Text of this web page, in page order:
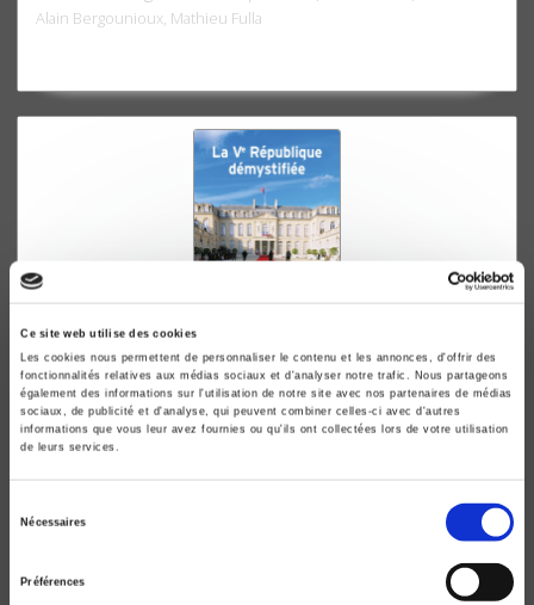
Ce site web utilise des cookies
Les cookies nous permettent de personnaliser le contenu et les annonces, d'offrir des
fonctionnalités relatives aux médias sociaux et d'analyser notre trafic. Nous partageons
également des informations sur l'utilisation de notre site avec nos partenaires de médias
sociaux, de publicité et d'analyse, qui peuvent combiner celles-ci avec d'autres
informations que vous leur avez fournies ou qu'ils ont collectées lors de votre utilisation
de leurs services.
Nécessaires
Préférences
Alain Bergounioux, Mathieu Fulla
La Ve République démystifiée
Olivier Duhamel, Martial Foucault